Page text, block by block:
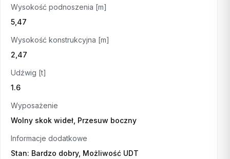
Wysokość podnoszenia [m]
5,47
Wysokość konstrukcyjna [m]
2,47
Udźwig [t]
1.6
Wyposażenie
Wolny skok wideł, Przesuw boczny
Informacje dodatkowe
Stan: Bardzo dobry, Możliwość UDT